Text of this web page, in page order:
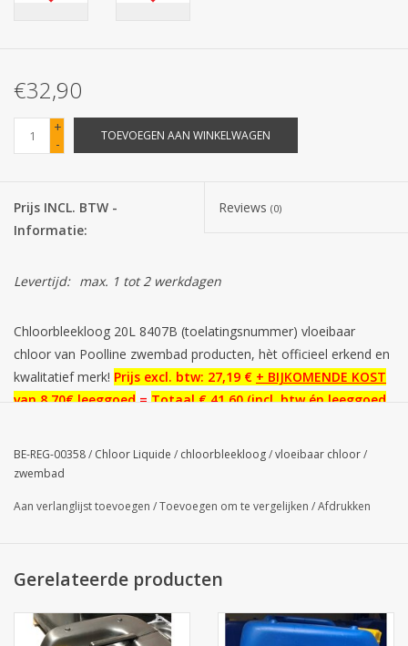
Merken
€32,90
+
-
TOEVOEGEN AAN WINKELWAGEN
Prijs INCL. BTW -
Informatie:
Reviews (0)
Levertijd: max. 1 tot 2 werkdagen
Chloorbleekloog 20L 8407B (toelatingsnummer) vloeibaar
chloor van Poolline zwembad producten, hèt officieel erkend en
kwalitatief merk! Prijs excl. btw: 27,19 € + BIJKOMENDE KOST
van 8,70€ leeggoed = Totaal € 41,60 (incl. btw én leeggoed
levering max. 2 werkdagen!
Wenst u hetzelfde product zonder leeggoedkost te kopen
in wegwerp bidon: klik hier of zie onderaan
voor ADR vloeistoffen binnen 2 werkdagen, u bent gerust!
Erkend algen en kiemdodend middel voor de sterilisatie van het
zwembadwater. Product gebruiken en toevoegen zoals
voorgeschreven op het etiket. Product erkenningsnummerBE-
BE-REG-00358/ Chloor Liquide / chloorbleekloog/vloeibaar chloor/
zwembad
Aan verlanglijst toevoegen /Toevoegen om te vergelijken /Afdrukken
Gerelateerde producten